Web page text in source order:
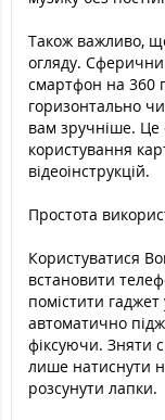
Також важливо,
огляду.
смартфон на 360
горизонтально
вам зручніше. Це
користування
відеоінструкцій.
Простота
Користуватися
встановити
помістити
автоматично
фіксуючи. Зняти
лише натиснути
розсунути лапки.